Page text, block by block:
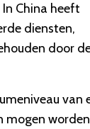
China heeft
diensten,
door
van
mogen